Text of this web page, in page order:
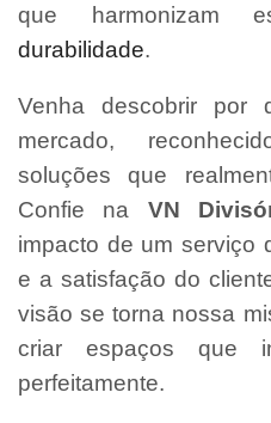
que harmonizam
durabilidade.
Venha descobrir por
mercado,
soluções que
Confie na VN
impacto de um serviço
e a satisfação do
visão se torna nossa
criar espaços que
perfeitamente.